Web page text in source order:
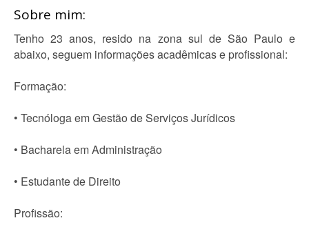
Sobre mim:
Tenho 23 anos, resido na zona sul de São Paulo e
abaixo, seguem informações acadêmicas e profissional:
Formação:
• Tecnóloga em Gestão de Serviços Jurídicos
• Bacharela em Administração
• Estudante de Direito
Profissão: